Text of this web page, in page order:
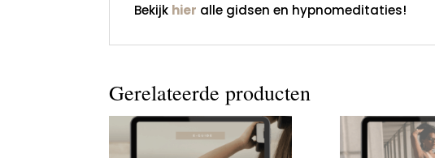
Bekijk hier alle gidsen en hypnomeditaties!
Gerelateerde producten